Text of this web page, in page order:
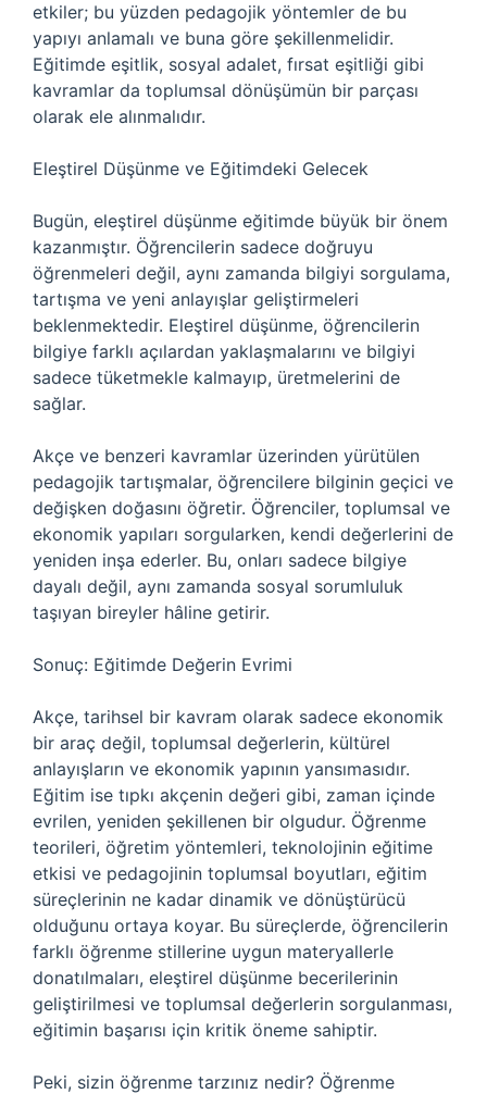
etkiler; bu yüzden pedagojik yöntemler de bu
yapıyı anlamalı ve buna göre şekillenmelidir.
Eğitimde eşitlik, sosyal adalet, fırsat eşitliği gibi
kavramlar da toplumsal dönüşümün bir parçası
olarak ele alınmalıdır.
Eleştirel Düşünme ve Eğitimdeki Gelecek
Bugün, eleştirel düşünme eğitimde büyük bir önem
kazanmıştır. Öğrencilerin sadece doğruyu
öğrenmeleri değil, aynı zamanda bilgiyi sorgulama,
tartışma ve yeni anlayışlar geliştirmeleri
beklenmektedir. Eleştirel düşünme, öğrencilerin
bilgiye farklı açılardan yaklaşmalarını ve bilgiyi
sadece tüketmekle kalmayıp, üretmelerini de
sağlar.
Akçe ve benzeri kavramlar üzerinden yürütülen
pedagojik tartışmalar, öğrencilere bilginin geçici ve
değişken doğasını öğretir. Öğrenciler, toplumsal ve
ekonomik yapıları sorgularken, kendi değerlerini de
yeniden inşa ederler. Bu, onları sadece bilgiye
dayalı değil, aynı zamanda sosyal sorumluluk
taşıyan bireyler hâline getirir.
Sonuç: Eğitimde Değerin Evrimi
Akçe, tarihsel bir kavram olarak sadece ekonomik
bir araç değil, toplumsal değerlerin, kültürel
anlayışların ve ekonomik yapının yansımasıdır.
Eğitim ise tıpkı akçenin değeri gibi, zaman içinde
evrilen, yeniden şekillenen bir olgudur. Öğrenme
teorileri, öğretim yöntemleri, teknolojinin eğitime
etkisi ve pedagojinin toplumsal boyutları, eğitim
süreçlerinin ne kadar dinamik ve dönüştürücü
olduğunu ortaya koyar. Bu süreçlerde, öğrencilerin
farklı öğrenme stillerine uygun materyallerle
donatılmaları, eleştirel düşünme becerilerinin
geliştirilmesi ve toplumsal değerlerin sorgulanması,
eğitimin başarısı için kritik öneme sahiptir.
Peki, sizin öğrenme tarzınız nedir? Öğrenme